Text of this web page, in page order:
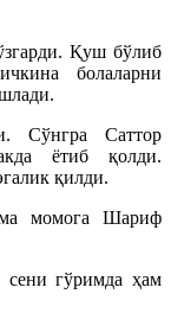
Қуш бўлиб
болаларни
Сўнгра Саттор
ётиб қолди.
қилди.
момога Шариф
гўримда ҳам